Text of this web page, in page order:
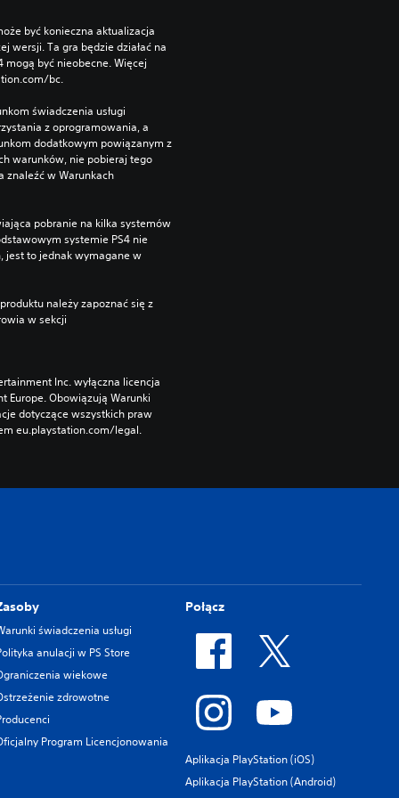
być konieczna aktualizacja
wersji. Ta gra będzie działać na
mogą być nieobecne. Więcej
bc.
świadczenia usługi
z oprogramowania, a
dodatkowym powiązanym z
warunków, nie pobieraj tego
znaleźć w Warunkach
pobranie na kilka systemów
systemie PS4 nie
jest to jednak wymagane w
należy zapoznać się z
w sekcji
Inc. wyłączna licencja
Europe. Obowiązują Warunki
dotyczące wszystkich praw
eu.playstation.com/legal.
świadczenia usługi
anulacji w PS Store
wiekowe
zdrowotne
Program Licencjonowania
Połącz
Aplikacja PlayStation (iOS)
Aplikacja PlayStation (Android)